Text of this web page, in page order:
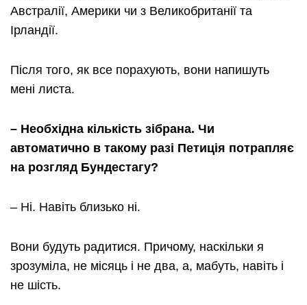
Австралії, Америки чи з Великобританії та
Ірландії.
Після того, як все порахують, вони напишуть
мені листа.
– Необхідна кількість зібрана. Чи
автоматично в такому разі Петиція потрапляє
на розгляд Бундестагу?
– Ні. Навіть близько ні.
Вони будуть радитися. Причому, наскільки я
зрозуміла, не місяць і не два, а, мабуть, навіть і
не шість.